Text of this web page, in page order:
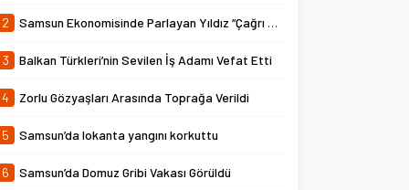
2 Samsun Ekonomisinde Parlayan Yıldız “Çağrı Temper”
3 Balkan Türkleri’nin Sevilen İş Adamı Vefat Etti
4 Zorlu Gözyaşları Arasında Toprağa Verildi
5 Samsun’da lokanta yangını korkuttu
6 Samsun’da Domuz Gribi Vakası Görüldü